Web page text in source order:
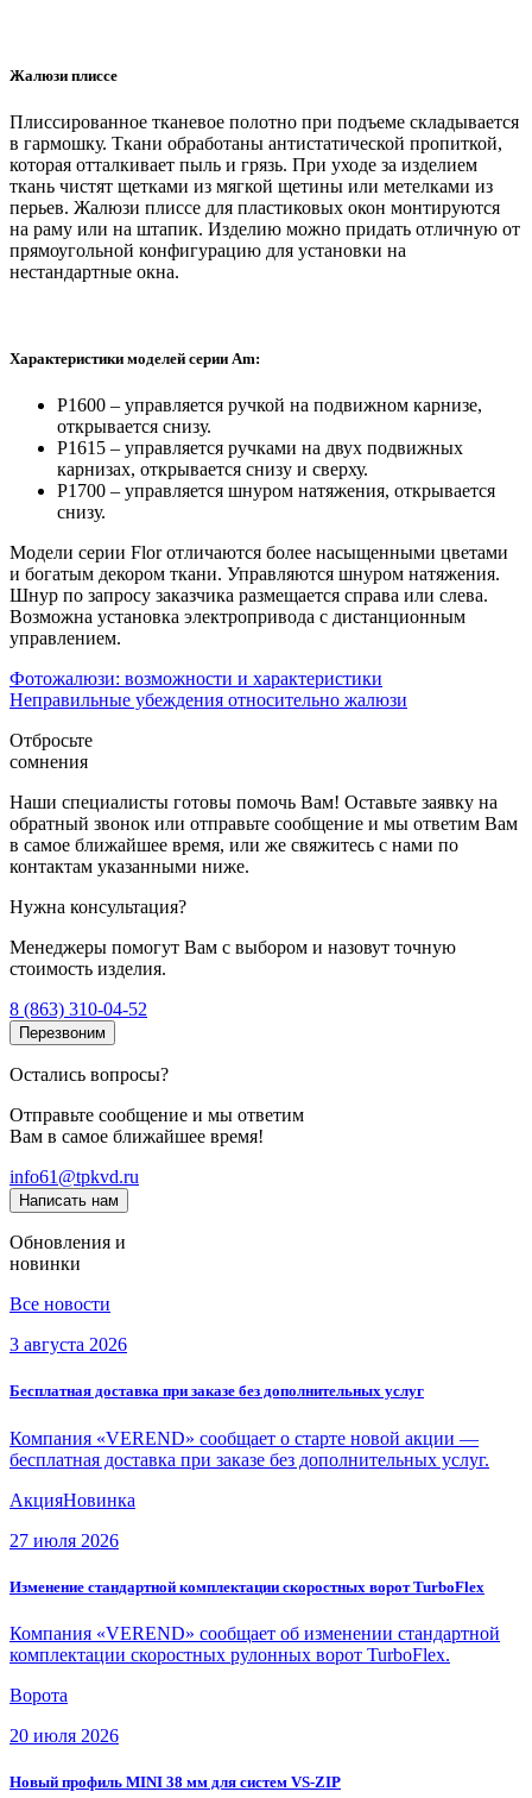
Жалюзи плиссе
Плиссированное тканевое полотно при подъеме складывается
в гармошку. Ткани обработаны антистатической пропиткой,
которая отталкивает пыль и грязь. При уходе за изделием
ткань чистят щетками из мягкой щетины или метелками из
перьев. Жалюзи плиссе для пластиковых окон монтируются
на раму или на штапик. Изделию можно придать отличную от
прямоугольной конфигурацию для установки на
нестандартные окна.
Характеристики моделей серии Am:
Р1600 – управляется ручкой на подвижном карнизе,
открывается снизу.
Р1615 – управляется ручками на двух подвижных
карнизах, открывается снизу и сверху.
Р1700 – управляется шнуром натяжения, открывается
снизу.
Модели серии Flor отличаются более насыщенными цветами
и богатым декором ткани. Управляются шнуром натяжения.
Шнур по запросу заказчика размещается справа или слева.
Возможна установка электропривода с дистанционным
управлением.
Фотожалюзи: возможности и характеристики
Неправильные убеждения относительно жалюзи
Отбросьте
сомнения
Наши специалисты готовы помочь Вам! Оставьте заявку на
обратный звонок или отправьте сообщение и мы ответим Вам
в самое ближайшее время, или же свяжитесь с нами по
контактам указанными ниже.
Нужна консультация?
Менеджеры помогут Вам с выбором и назовут точную
стоимость изделия.
8 (863) 310-04-52
Перезвоним
Остались вопросы?
Отправьте сообщение и мы ответим
Вам в самое ближайшее время!
info61@tpkvd.ru
Написать нам
Обновления и
новинки
Все новости
3 августа 2026
Бесплатная доставка при заказе без дополнительных услуг
Компания «VEREND» сообщает о старте новой акции —
бесплатная доставка при заказе без дополнительных услуг.
АкцияНовинка
27 июля 2026
Изменение стандартной комплектации скоростных ворот TurboFlex
Компания «VEREND» сообщает об изменении стандартной
комплектации скоростных рулонных ворот TurboFlex.
Ворота
20 июля 2026
Новый профиль MINI 38 мм для систем VS-ZIP